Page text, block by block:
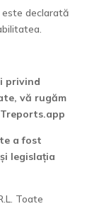
declarată
privind
vă rugăm
a fost
legislația
Toate